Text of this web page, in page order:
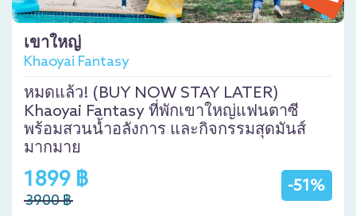
เขาใหญ่
Khaoyai Fantasy
หมดแล้ว! (BUY NOW STAY LATER)
Khaoyai Fantasy ที่พักเขาใหญ่แฟนตาซี
พร้อมสวนน้ำอลังการ และกิจกรรมสุดมันส์
มากมาย
-51%
1899 ฿
3900 ฿